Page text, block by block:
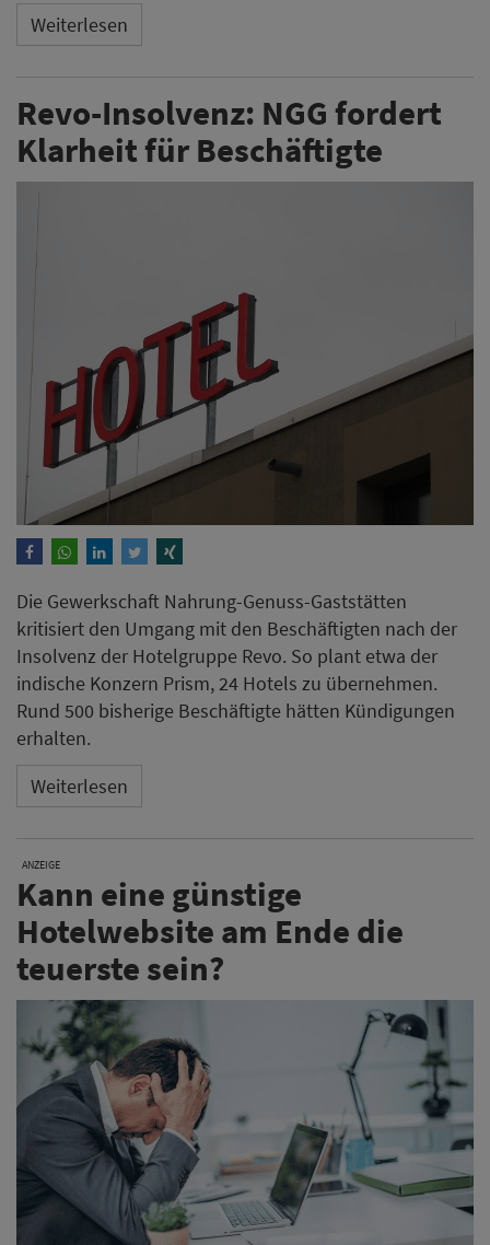
Weiterlesen
Revo-Insolvenz: NGG fordert
Klarheit für Beschäftigte
Die Gewerkschaft Nahrung-Genuss-Gaststätten
kritisiert den Umgang mit den Beschäftigten nach der
Insolvenz der Hotelgruppe Revo. So plant etwa der
indische Konzern Prism, 24 Hotels zu übernehmen.
Rund 500 bisherige Beschäftigte hätten Kündigungen
erhalten.
Weiterlesen
ANZEIGE
Kann eine günstige
Hotelwebsite am Ende die
teuerste sein?